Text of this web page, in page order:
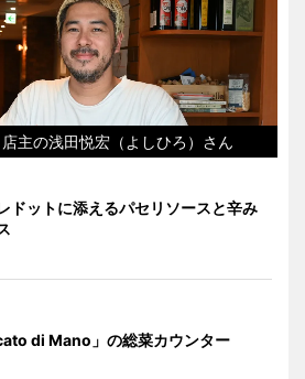
主の浅田悦宏（よしひろ）さん
ドットに添えるパセリソースと辛み
di Mano」の総菜カウンター